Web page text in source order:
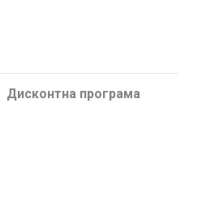
Дисконтна програма